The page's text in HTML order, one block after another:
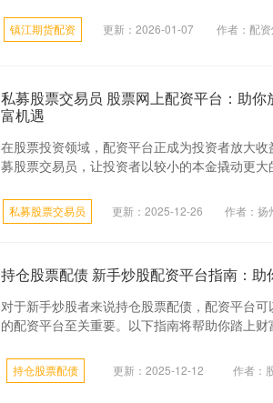
镇江期货配资 更新：2026-01-07 作者：配
私募股票交易员 股票网上配资平台：助你
富机遇
在股票投资领域，配资平台正成为投资者放大
募股票交易员，让投资者以较小的本金撬动更
私募股票交易员 更新：2025-12-26 作者：扬
持仓股票配债 新手炒股配资平台指南：助
对于新手炒股者来说持仓股票配债，配资平台
的配资平台至关重要。以下指南将帮助你踏上
持仓股票配债 更新：2025-12-12 作者：